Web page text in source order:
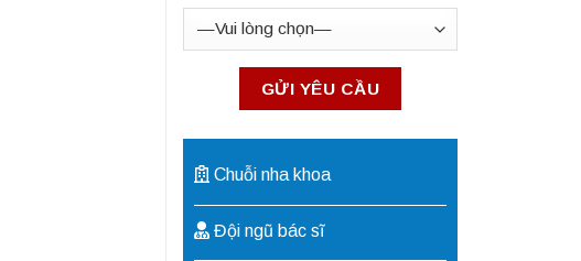
Chuỗi nha khoa
Đội ngũ bác sĩ